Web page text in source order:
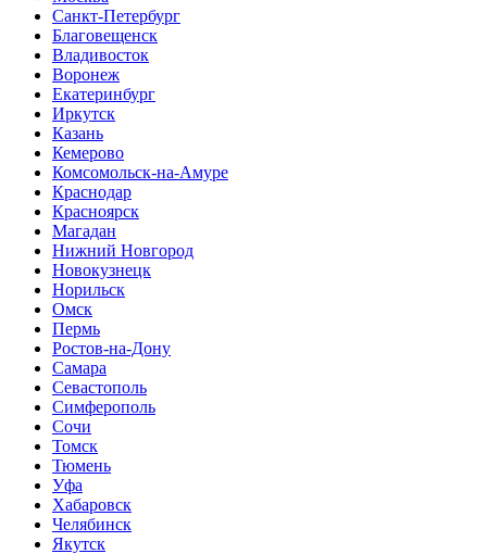
Санкт-Петербург
Благовещенск
Владивосток
Воронеж
Екатеринбург
Иркутск
Казань
Кемерово
Комсомольск-на-Амуре
Краснодар
Красноярск
Магадан
Нижний Новгород
Новокузнецк
Норильск
Омск
Пермь
Ростов-на-Дону
Самара
Севастополь
Симферополь
Сочи
Томск
Тюмень
Уфа
Хабаровск
Челябинск
Якутск